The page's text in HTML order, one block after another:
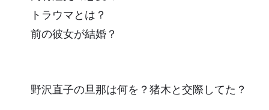
トラウマとは？
前の彼女が結婚？
野沢直子の旦那は何を？猪木と交際してた？